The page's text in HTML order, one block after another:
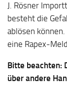
J. Rösner
besteht die
ablösen
eine Rapex-
Bitte beachten:
über andere